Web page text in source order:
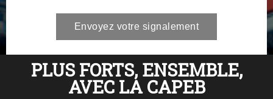
PLUS FORTS, ENSEMBLE,
AVEC LA CAPEB